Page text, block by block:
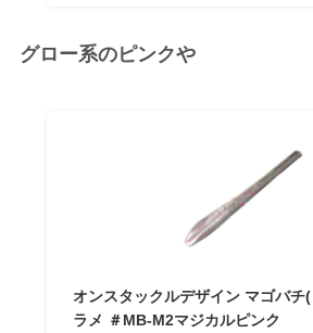
グロー系のピンクや
オンスタックルデザイン マゴバチ
ラメ ＃MB-M2マジカルピンク